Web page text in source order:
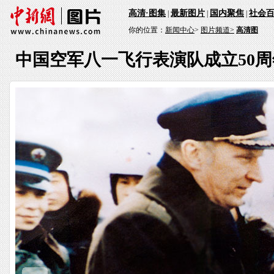
高清·图集|最新图片|国内聚焦|社会
你的位置：新闻中心>图片频道> 高清图
中国空军八一飞行表演队成立50